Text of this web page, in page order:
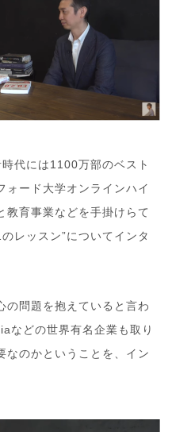
代には1100万部のベスト
ォード大学オンラインハイ
教育事業などを手掛けらて
レッスン”についてインタ
の問題を抱えていると言わ
などの世界有名企業も取り
なのかということを、イン